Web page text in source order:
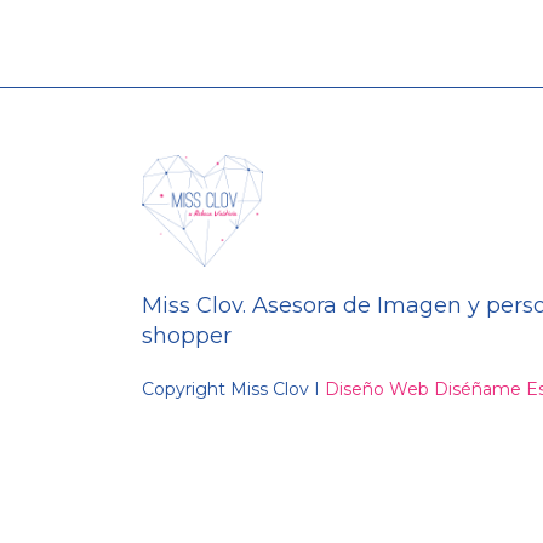
Miss Clov. Asesora de Imagen y
shopper
Copyright Miss Clov I Diseño Web Diséñame